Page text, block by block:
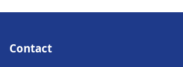
Contact